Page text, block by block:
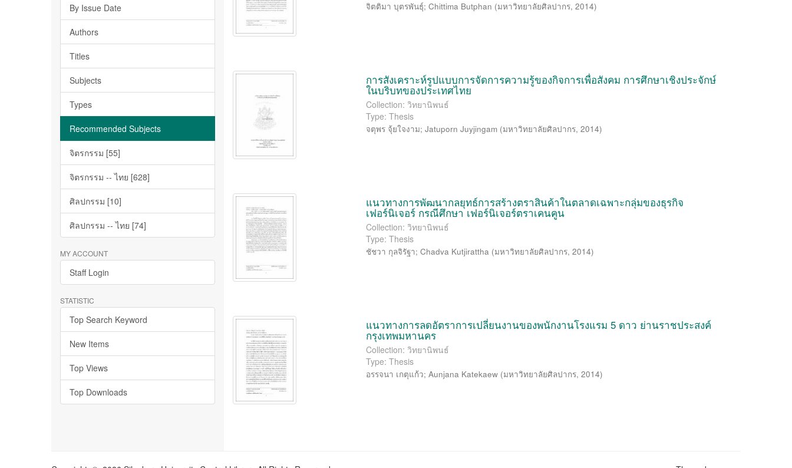
By Issue Date
Authors
Titles
Subjects
Types
Recommended Subjects
จิตรกรรม [55]
จิตรกรรม -- ไทย [628]
ศิลปกรรม [10]
ศิลปกรรม -- ไทย [74]
MY ACCOUNT
Staff Login
STATISTIC
Top Search Keyword
New Items
Top Views
Top Downloads
จิตติมา บุตรพันธุ์;Chittima Butphan (มหาวิทยาลัยศิลปากร,2014)
การสังเคราะห์รูปแบบการจัดการความรู้ของกิจการเพื่อสังคม การศึกษาเชิงประจักษ์
ในบริบทของประเทศไทย
Collection: วิทยานิพนธ์
Type: Thesis
จตุพร จุ้ยใจงาม;Jatuporn Juyjingam (มหาวิทยาลัยศิลปากร,2014)
แนวทางการพัฒนากลยุทธ์การสร้างตราสินค้าในตลาดเฉพาะกลุ่มของธุรกิจ
เฟอร์นิเจอร์ กรณีศึกษา เฟอร์นิเจอร์ตราเคนคูน
Collection: วิทยานิพนธ์
Type: Thesis
ชัชวา กุลจิรัฐา;Chadva Kutjirattha (มหาวิทยาลัยศิลปากร,2014)
แนวทางการลดอัตราการเปลี่ยนงานของพนักงานโรงแรม 5 ดาว ย่านราชประสงค์
กรุงเทพมหานคร
Collection: วิทยานิพนธ์
Type: Thesis
อรรจนา เกตุแก้ว;Aunjana Katekaew (มหาวิทยาลัยศิลปากร,2014)